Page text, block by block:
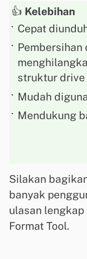
👍 Kelebihan
Cepat
Pembersihan
struktur drive
Mudah
Mendukung
Silakan
banyak
ulasan
Format Tool.